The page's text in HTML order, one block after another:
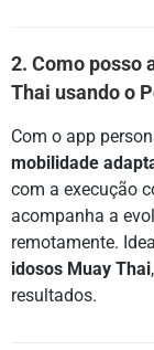
2. Como posso
Thai usando o
Com o app
mobilidade
com a execução
acompanha a
remotamente.
idosos Muay Thai
resultados.